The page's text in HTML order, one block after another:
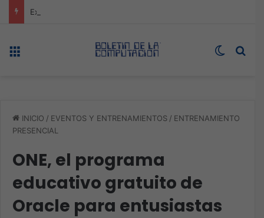
Switch
INICIO / EVENTOS Y ENTRENAMIENTOS / ENTRENAMIENTO
PRESENCIAL
ONE, el programa
educativo gratuito de
Oracle para entusiastas